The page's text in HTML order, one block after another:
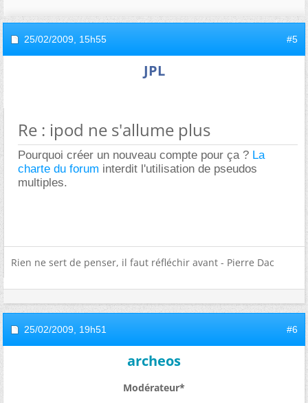
25/02/2009, 15h55 #5
JPL
Re : ipod ne s'allume plus
Pourquoi créer un nouveau compte pour ça ? La
charte du forum interdit l'utilisation de pseudos
multiples.
Rien ne sert de penser, il faut réfléchir avant - Pierre Dac
25/02/2009, 19h51 #6
archeos
Modérateur*